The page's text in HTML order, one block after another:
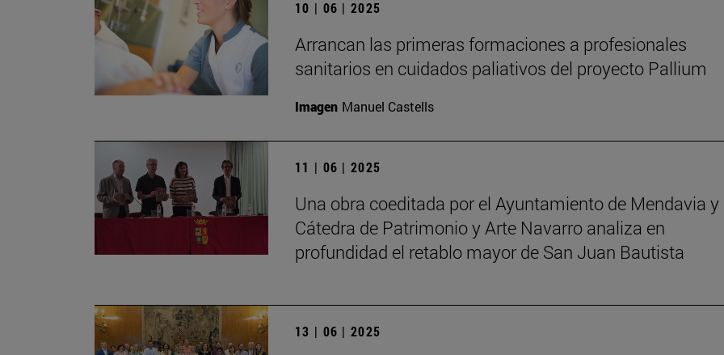
10 | 06 | 2025
Arrancan las primeras formaciones a profesionales
sanitarios en cuidados paliativos del proyecto Pallium
Imagen Manuel Castells
11 | 06 | 2025
Una obra coeditada por el Ayuntamiento de Mendavia y
Cátedra de Patrimonio y Arte Navarro analiza en
profundidad el retablo mayor de San Juan Bautista
13 | 06 | 2025